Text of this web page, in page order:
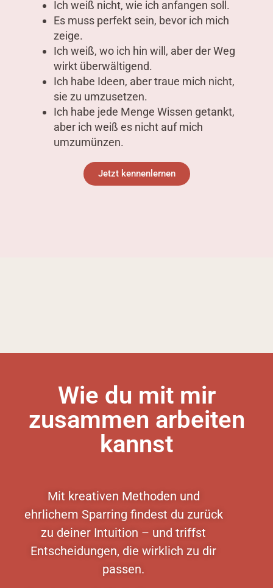
Ich weiß nicht, wie ich anfangen soll.
Es muss perfekt sein, bevor ich mich
zeige.
Ich weiß, wo ich hin will, aber der Weg
wirkt überwältigend.
Ich habe Ideen, aber traue mich nicht,
sie zu umzusetzen.
Ich habe jede Menge Wissen getankt,
aber ich weiß es nicht auf mich
umzumünzen.
Jetzt kennenlernen
Wie du mit mir
zusammen arbeiten
kannst
Mit kreativen Methoden und
ehrlichem Sparring findest du zurück
zu deiner Intuition – und triffst
Entscheidungen, die wirklich zu dir
passen.